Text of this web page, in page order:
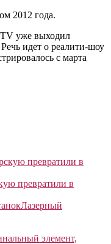
2012 года.
уже выходил
идет о реалити-шоу
с марта
превратили в
Лазерный